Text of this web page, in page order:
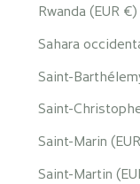
Rwanda (EUR €)
Sahara
Saint-
Saint-
Saint-Marin
Saint-Martin